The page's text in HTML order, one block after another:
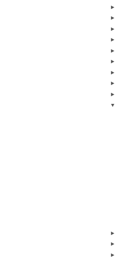
►
►
►
►
►
►
►
►
►
▼
►
►
►